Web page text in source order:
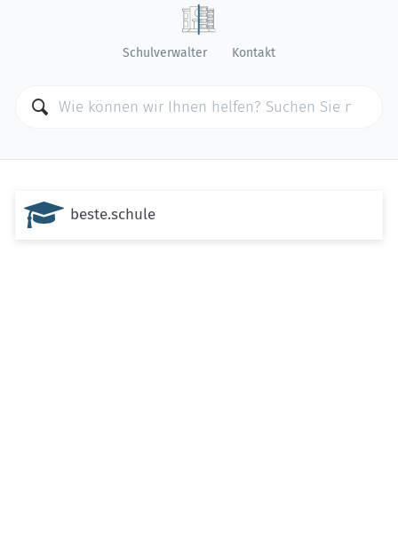
Schulverwalter Kontakt
 beste.schule